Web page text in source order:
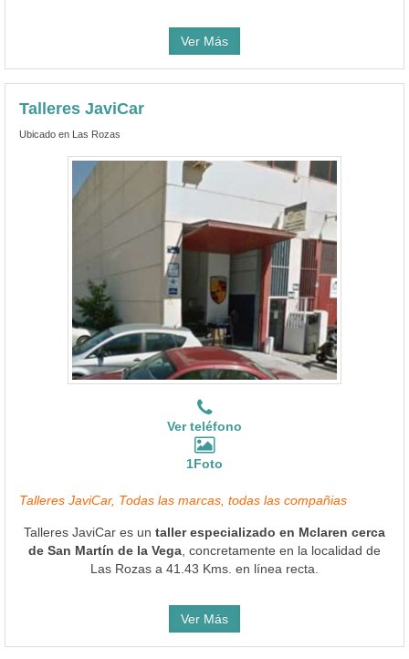
Ver Más
Talleres JaviCar
Ubicado en Las Rozas
Ver teléfono
1Foto
Talleres JaviCar, Todas las marcas, todas las compañias
Talleres JaviCar es un taller especializado en Mclaren cerca
de San Martín de la Vega , concretamente en la localidad de
Las Rozas a 41.43 Kms. en línea recta.
Ver Más